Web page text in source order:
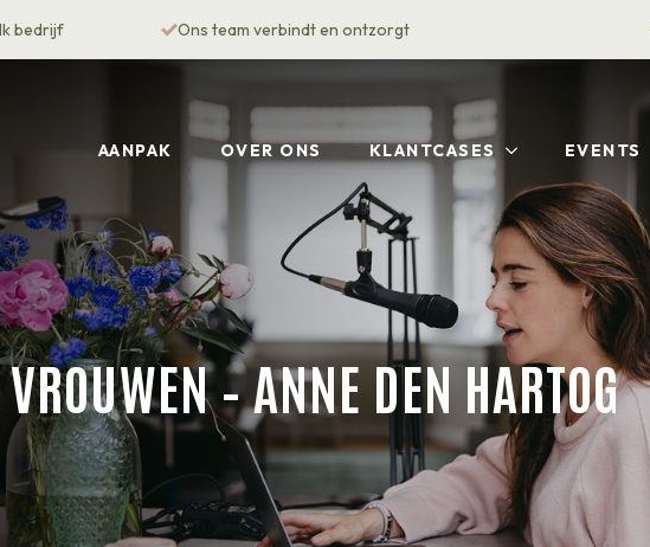
bedrijf Ons team verbindt en ontzorgt
AANPAK OVER ONS KLANTCASES EVENTS
– ANNE DEN HARTOG